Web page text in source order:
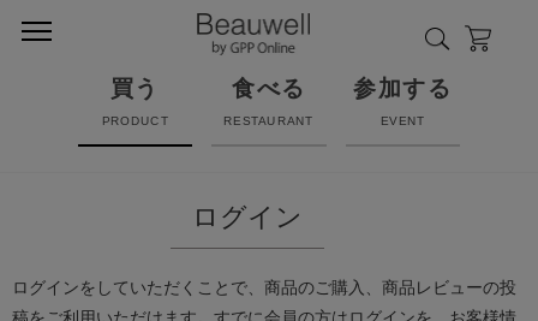
買う
PRODUCT
食べる
RESTAURANT
参加する
EVENT
ログイン
ログインをしていただくことで、商品のご購入、商品レビューの投
稿をご利用いただけます。すでに会員の方はログインを、お客様情